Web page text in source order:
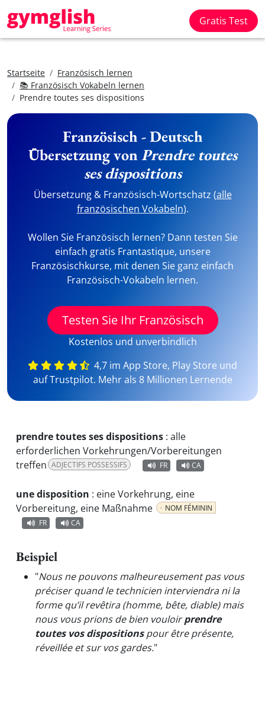
Gratis Test
Startseite
Französisch lernen
📚 Französisch Vokabeln lernen
Prendre toutes ses dispositions
Französisch - Deutsch
Übersetzung vonPrendre toutes
ses dispositions
Übersetzung & Französisch-Wortschatz (alle
französischen Vokabeln).
Wollen Sie Französisch lernen? Dann testen Sie
einfach gratis Frantastique, unsere
Französischkurse, mit denen Sie ganz einfach
Französisch-Vokabeln lernen.
Testen Sie Ihr Französisch
Kostenlos und unverbindlich
4,7 im App Store, Play Store und
auf Trustpilot. Mehr als 8 Millionen Lernende
prendre toutes ses dispositions : alle
erforderlichen Vorkehrungen/Vorbereitungen
treffen ADJECTIFS POSSESSIFS FR CA
une disposition : eine Vorkehrung, eine
Vorbereitung, eine Maßnahme
NOM FÉMININ
FR
CA
Beispiel
"Nous ne pouvons malheureusement pas vous
préciser quand le technicien interviendra ni la
forme qu’il revêtira (homme, bête, diable) mais
nous vous prions de bien vouloirprendre
toutes vos dispositionspour être présente,
réveillée et sur vos gardes."